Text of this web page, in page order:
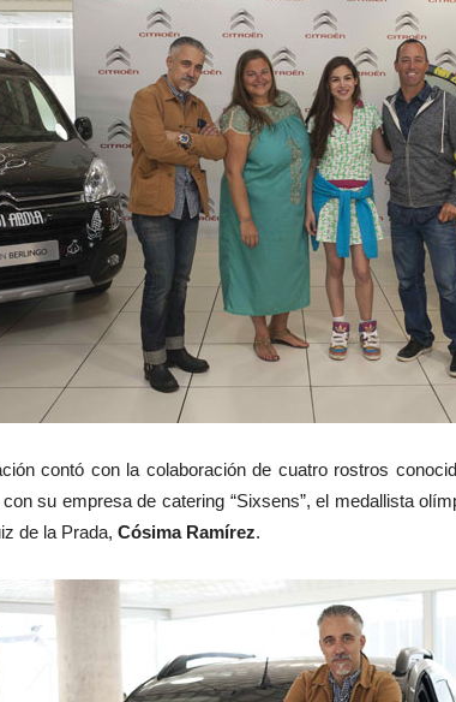
contó con la colaboración de cuatro rostros
con su empresa de catering “Sixsens”, el medallista
de la Prada, Cósima Ramírez.